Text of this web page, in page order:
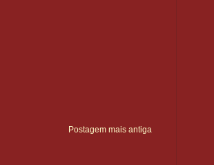
Postagem mais antiga